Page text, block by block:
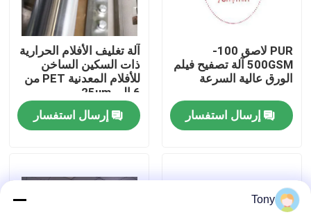
أخبار
القضايا
آلة تغليف الفلوت
PUR لاصق 100-
500GSM آلة تصفيح فيلم
الورق عالية السرعة
إرسال استفسار
آلة تغليف الأفلام الحرارية
ذات السكين الساخن
للأفلام المعدنية PET من
6 إلى 25um
إرسال استفسار
Tony